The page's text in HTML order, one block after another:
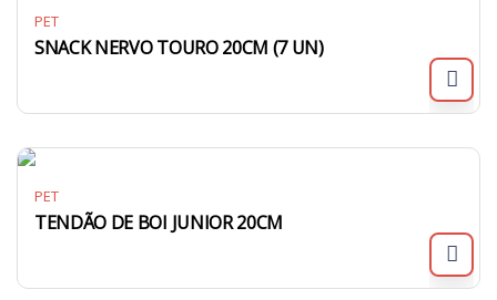
PET
SNACK NERVO TOURO 20CM (7 UN)
PET
TENDÃO DE BOI JUNIOR 20CM